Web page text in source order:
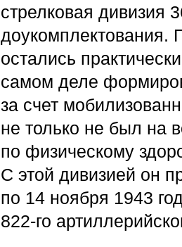
стрелковая
доукомплектования.
остались
самом деле
за счет
не только не был на
по физическому
С этой дивизией он
по 14 ноября 1943
822-го